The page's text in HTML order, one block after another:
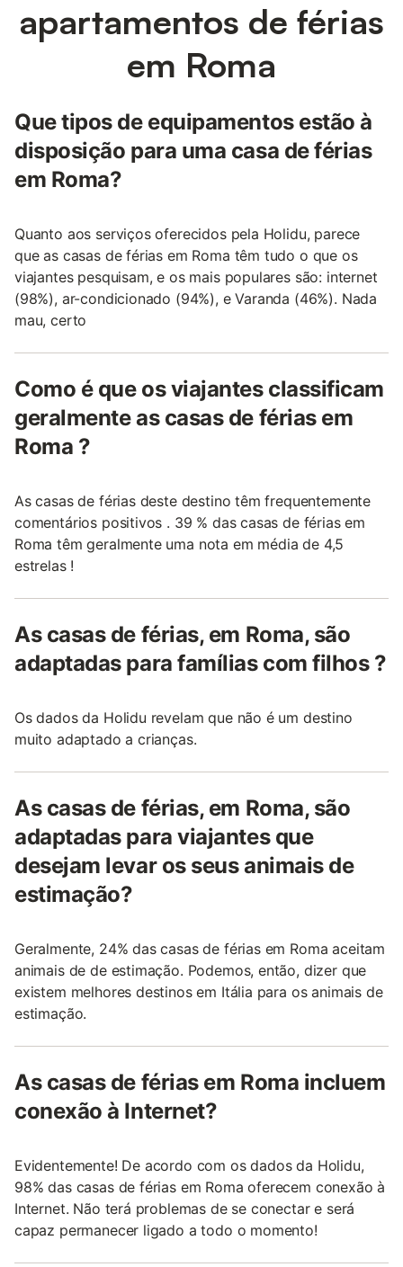
apartamentos de férias
em Roma
Que tipos de equipamentos estão à
disposição para uma casa de férias
em Roma?
Quanto aos serviços oferecidos pela Holidu, parece
que as casas de férias em Roma têm tudo o que os
viajantes pesquisam, e os mais populares são: internet
(98%), ar-condicionado (94%), e Varanda (46%). Nada
mau, certo
Como é que os viajantes classificam
geralmente as casas de férias em
Roma ?
As casas de férias deste destino têm frequentemente
comentários positivos . 39 % das casas de férias em
Roma têm geralmente uma nota em média de 4,5
estrelas !
As casas de férias, em Roma, são
adaptadas para famílias com filhos ?
Os dados da Holidu revelam que não é um destino
muito adaptado a crianças.
As casas de férias, em Roma, são
adaptadas para viajantes que
desejam levar os seus animais de
estimação?
Geralmente, 24% das casas de férias em Roma aceitam
animais de de estimação. Podemos, então, dizer que
existem melhores destinos em Itália para os animais de
estimação.
As casas de férias em Roma incluem
conexão à Internet?
Evidentemente! De acordo com os dados da Holidu,
98% das casas de férias em Roma oferecem conexão à
Internet. Não terá problemas de se conectar e será
capaz permanecer ligado a todo o momento!